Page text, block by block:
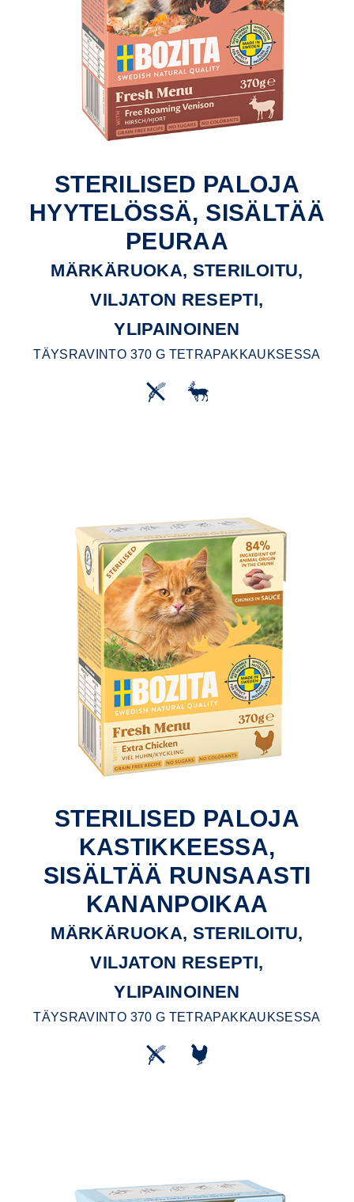
STERILISED PALOJA
HYYTELÖSSÄ, SISÄLTÄÄ
PEURAA
MÄRKÄRUOKA, STERILOITU,
VILJATON RESEPTI,
YLIPAINOINEN
TÄYSRAVINTO 370 G TETRAPAKKAUKSESSA
STERILISED PALOJA
KASTIKKEESSA,
SISÄLTÄÄ RUNSAASTI
KANANPOIKAA
MÄRKÄRUOKA, STERILOITU,
VILJATON RESEPTI,
YLIPAINOINEN
TÄYSRAVINTO 370 G TETRAPAKKAUKSESSA